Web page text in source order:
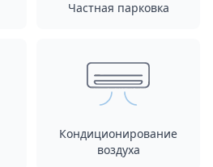
Частная парковка
Кондиционирование
воздуха